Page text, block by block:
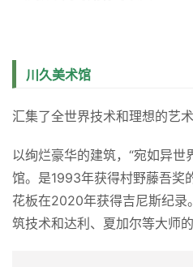
停车场
川久美术馆